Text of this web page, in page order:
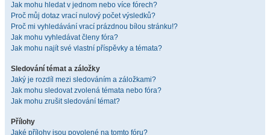
Jak mohu hledat v jednom nebo více fórech?
Proč můj dotaz vrací nulový počet výsledků?
Proč mi vyhledávání vrací prázdnou bílou stránku!?
Jak mohu vyhledávat členy fóra?
Jak mohu najít své vlastní příspěvky a témata?
Sledování témat a záložky
Jaký je rozdíl mezi sledováním a záložkami?
Jak mohu sledovat zvolená témata nebo fóra?
Jak mohu zrušit sledování témat?
Přílohy
Jaké přílohy jsou povolené na tomto fóru?